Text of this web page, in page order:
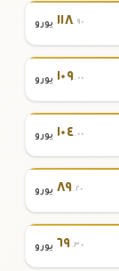
١١٨.٩٠ يورو
١٠٩.٠٠ يورو
١٠٤.٠٠ يورو
٨٩.٢٠ يورو
٦٩.٣٠ يورو